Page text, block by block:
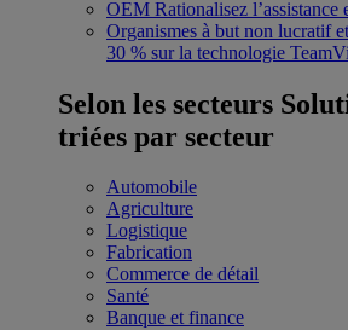
OEM Rationalisez l’assistance
Organismes à but non lucratif
30 % sur la technologie
Selon les secteurs
triées par secteur
Automobile
Agriculture
Logistique
Fabrication
Commerce de détail
Santé
Banque et finance